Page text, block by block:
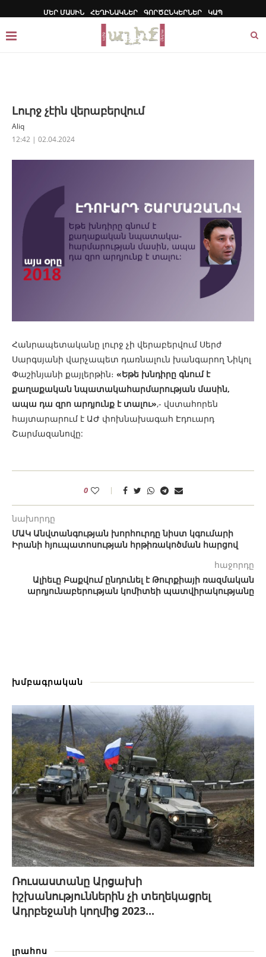
ՄԵՐ ՄԱՍԻՆ ՀԵՂԻՆԱԿՆԵՐ ԳՈՐԾԸՆԿԵՐՆԵՐ ԿԱՊ
Լուրջ չէին վերաբերվում
Aliq
12:42 | 02.04.2024
Հանրապետականը լուրջ չի վերաբերվում Սերժ
Սարգսյանի վարչապետ դառնալուն խանգարող Նիկոլ
Փաշինյանի քայլերթին։ «Եթե խնդիրը գնում է
քաղաքական նպատակահարմարության մասին,
ապա դա զրո արդյունք է տալու»,- վստահորեն
հայտարարում է ԱԺ փոխնախագահ Էդուարդ
Շարմազանովը:
0
նախորդը
ՄԱԿ Անվտանգության խորհուրդը նիստ կգումարի
Իրանի հյուպատոսության հրթիռակոծման հարցով
հաջորդը
Ալիեւը Բաքվում ընդունել է Թուրքիայի ռազմական
արդյունաբերության կոմիտեի պատվիրակությանը
խմբագրական
Ռուսաստանը Արցախի
իշխանություններին չի տեղեկացրել
Ադրբեջանի կողմից 2023...
լրահոս